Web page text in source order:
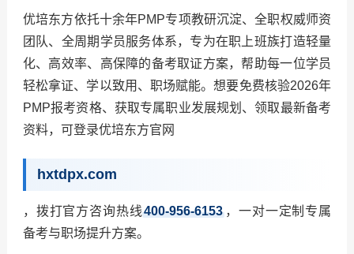
优培东方依托十余年PMP专项教研沉淀、全职权威师资
团队、全周期学员服务体系，专为在职上班族打造轻量
化、高效率、高保障的备考取证方案，帮助每一位学员
轻松拿证、学以致用、职场赋能。想要免费核验2026年
PMP报考资格、获取专属职业发展规划、领取最新备考
资料，可登录优培东方官网
hxtdpx.com
，拨打官方咨询热线400-956-6153 ，一对一定制专属
备考与职场提升方案。